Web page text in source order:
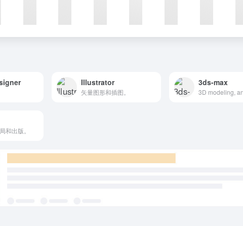
Illustrator
矢量图形和插图。
3ds-max
和出版。